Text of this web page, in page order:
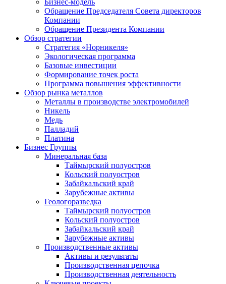
Бизнес-модель
Обращение Председателя Совета директоров
Компании
Обращение Президента Компании
Обзор стратегии
Стратегия «Норникеля»
Экологическая программа
Базовые инвестиции
Формирование точек роста
Программа повышения эффективности
Обзор рынка металлов
Металлы в производстве электромобилей
Никель
Медь
Палладий
Платина
Бизнес Группы
Минеральная база
Таймырский полуостров
Кольский полуостров
Забайкальский край
Зарубежные активы
Геологоразведка
Таймырский полуостров
Кольский полуостров
Забайкальский край
Зарубежные активы
Производственные активы
Активы и результаты
Производственная цепочка
Производственная деятельность